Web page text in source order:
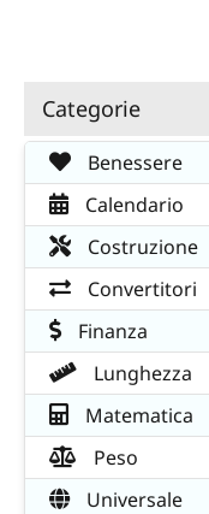
Categorie
Benessere
Calendario
Costruzione
Convertitori
Finanza
Lunghezza
Matematica
Peso
Universale